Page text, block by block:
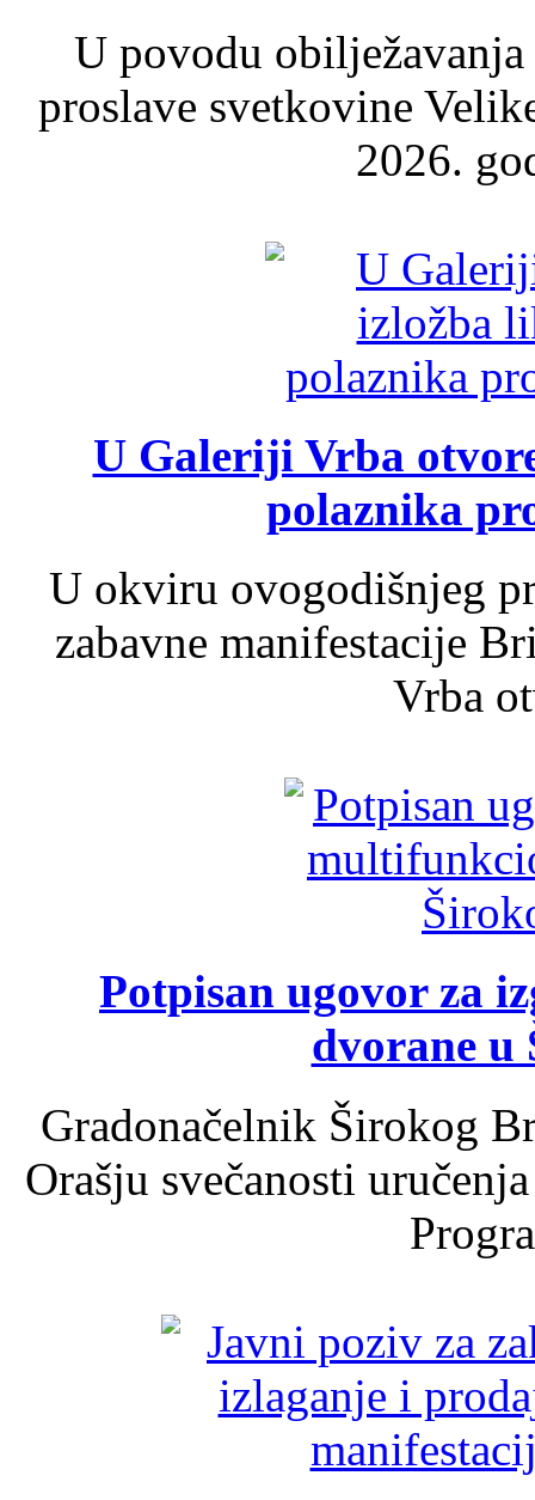
U povodu
proslave svetkovine
2026.
U Galeriji Vrba
polaznika
U okviru ovogodišnjeg
zabavne manifestacije
Vrba
Potpisan ugovor za
dvorane u
Gradonačelnik Širokog
Orašju svečanosti